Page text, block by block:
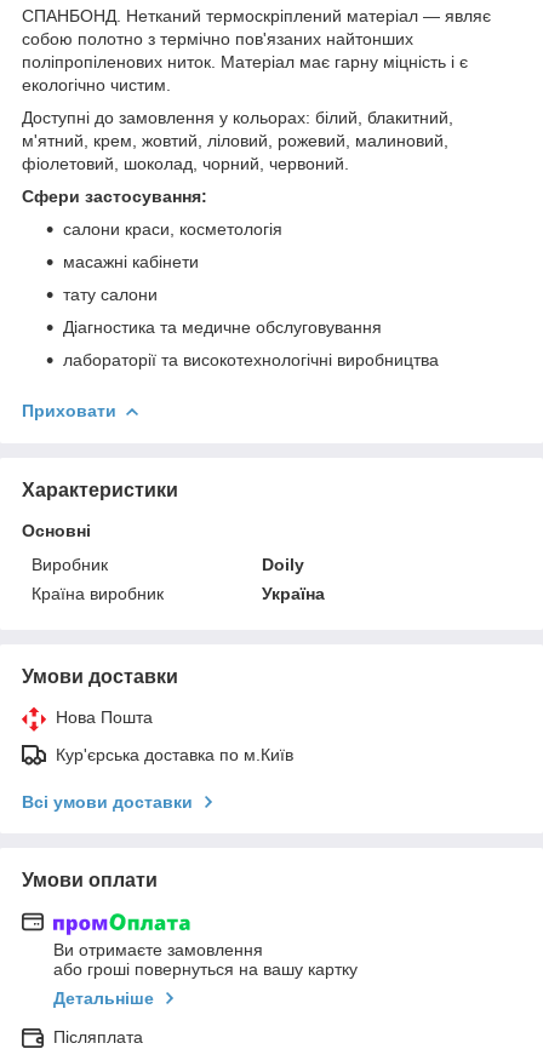
СПАНБОНД. Нетканий термоскріплений матеріал — являє
собою полотно з термічно пов'язаних найтонших
поліпропіленових ниток. Матеріал має гарну міцність і є
екологічно чистим.
Доступні до замовлення у кольорах: білий, блакитний,
м'ятний, крем, жовтий, ліловий, рожевий, малиновий,
фіолетовий, шоколад, чорний, червоний.
Сфери застосування:
салони краси, косметологія
масажні кабінети
тату салони
Діагностика та медичне обслуговування
лабораторії та високотехнологічні виробництва
Приховати
Характеристики
Основні
Виробник
Doily
Країна виробник
Україна
Умови доставки
Нова Пошта
Кур'єрська доставка по м.Київ
Всі умови доставки
Умови оплати
Ви отримаєте замовлення
або гроші повернуться на вашу картку
Детальніше
Післяплата